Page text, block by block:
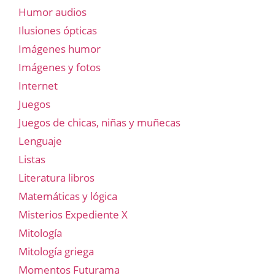
Humor audios
Ilusiones ópticas
Imágenes humor
Imágenes y fotos
Internet
Juegos
Juegos de chicas, niñas y muñecas
Lenguaje
Listas
Literatura libros
Matemáticas y lógica
Misterios Expediente X
Mitología
Mitología griega
Momentos Futurama